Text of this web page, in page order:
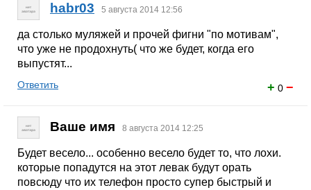
habr03 5 августа 2014 12:56
да столько муляжей и прочей фигни "по мотивам",
что уже не продохнуть( что же будет, когда его
выпустят...
+ 0 −
Ответить
Ваше имя 8 августа 2014 12:25
Будет весело... особенно весело будет то, что лохи.
которые попадутся на этот левак будут орать
повсюду что их телефон просто супер быстрый и